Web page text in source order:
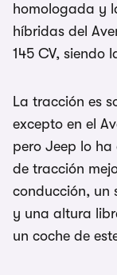
homologada y
híbridas del
145 CV, siendo
La tracción es
excepto en el
pero Jeep lo
de tracción
conducción, un
y una altura
un coche de